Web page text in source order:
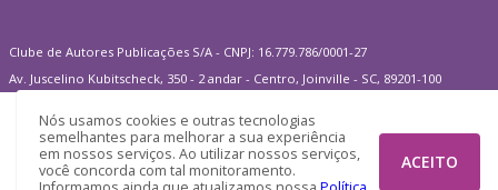
Nós usamos cookies e outras tecnologias
semelhantes para melhorar a sua experiência
em nossos serviços. Ao utilizar nossos serviços,
você concorda com tal monitoramento.
ACEITO
Clube de Autores Publicações S/A - CNPJ: 16.779.786/0001-27
Av. Juscelino Kubitscheck, 350 - 2 andar - Centro, Joinville - SC, 89201-100